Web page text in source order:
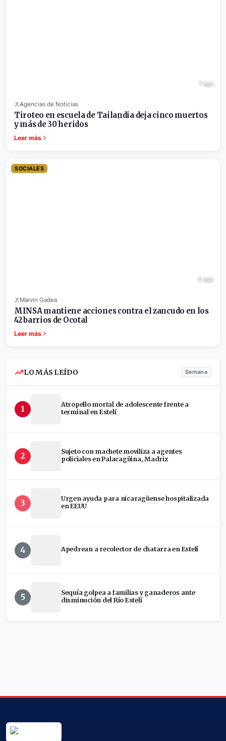
7 ago.
Agencias de Noticias
Tiroteo en escuela de Tailandia deja cinco muertos
y más de 30 heridos
Leer más
SOCIALES
6 ago.
Marvin Gadea
MINSA mantiene acciones contra el zancudo en los
42 barrios de Ocotal
Leer más
LO MÁS LEÍDO Semana
1
Atropello mortal de adolescente frente a
terminal en Estelí
2
Sujeto con machete moviliza a agentes
policiales en Palacagüina, Madriz
3
Urgen ayuda para nicaragüense hospitalizada
en EEUU
4 Apedrean a recolector de chatarra en Estelí
5
Sequía golpea a familias y ganaderos ante
disminución del Río Estelí